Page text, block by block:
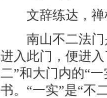
文辞练达，禅
南山不二法门
进入此门，便进
二”和大门内的“
书。“一实”是“不